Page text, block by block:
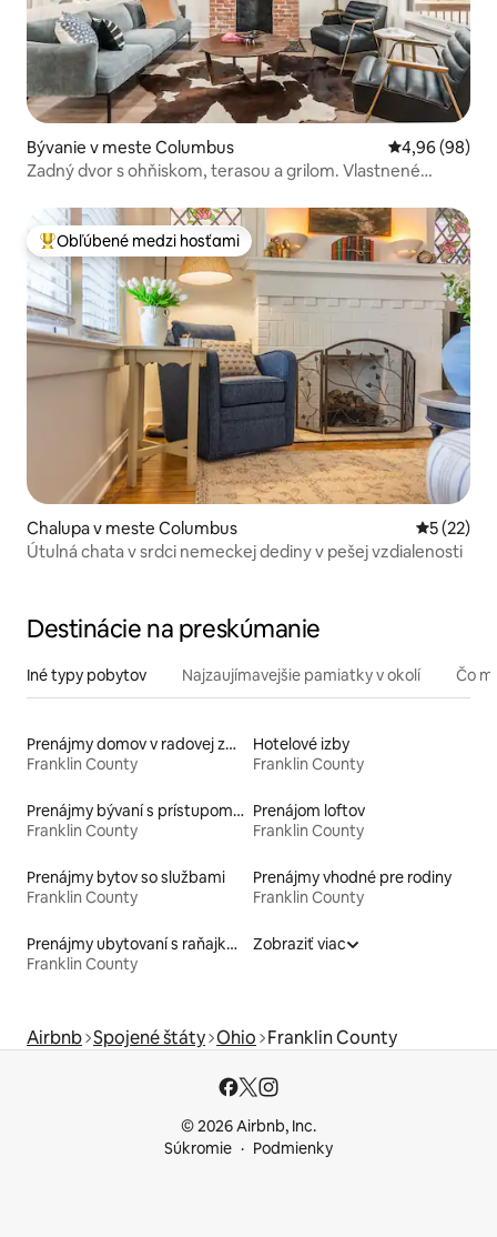
Bývanie v meste Columbus Priemerné
4,96 (98)
Zadný dvor s ohňiskom, terasou a grilom. Vlastnené
Najobľúbenejšie medzi hosťami
Obľúbené medzi hosťami
Chalupa v meste Columbus
5 (22)
Útulná chata v srdci nemeckej dediny v pešej vzdialenosti
Destinácie na preskúmanie
Iné typy pobytov Najzaujímavejšie pamiatky v okolí Čo
Prenájmy domov v radovej zástavbe
Franklin County
Hotelové izby
Franklin County
Prenájmy bývaní s prístupom k jazeru
Franklin County
Prenájom loftov
Franklin County
Prenájmy bytov so službami
Franklin County
Prenájmy vhodné pre rodiny
Franklin County
Prenájmy ubytovaní s raňajkami
Franklin County
Zobraziť viac
Airbnb Spojené štáty Ohio Franklin County
© 2026 Airbnb, Inc.
Súkromie
Podmienky